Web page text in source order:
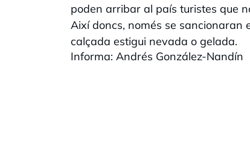
poden arribar al país turistes que
Així doncs, només se sancionaran
calçada estigui nevada o gelada.
Informa: Andrés González-Nandín